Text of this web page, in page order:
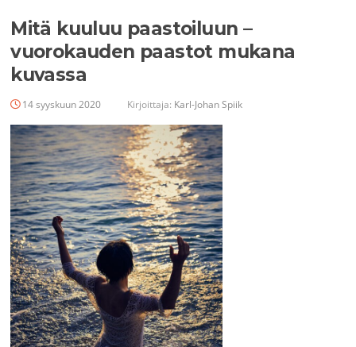
Mitä kuuluu paastoiluun –
vuorokauden paastot mukana
kuvassa
14 syyskuun 2020 Kirjoittaja: Karl-Johan Spiik